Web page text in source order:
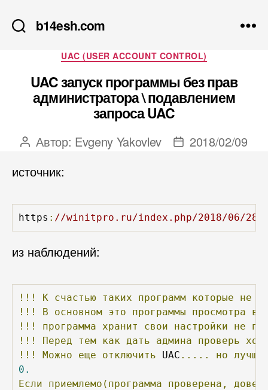
b14esh.com
Рубрики
UAC (USER ACCOUNT CONTROL)
UAC запуск программы без прав
администратора \ подавлением
запроса UAC
Автор
Автор: Evgeny Yakovlev
Дата2018/02/09
источник:
https : //winitpro.ru/index.php/2018/06/28/
из наблюдений:
!!! К счастью таких программ которые не
!!!
В основном это программы просмотра
!!!
программа хранит свои настройки не
!!!
Перед тем как дать админа проверь
!!!
Можно еще отключить UAC ..... но
лучше
0.
Если
приемлемо(программа проверена,